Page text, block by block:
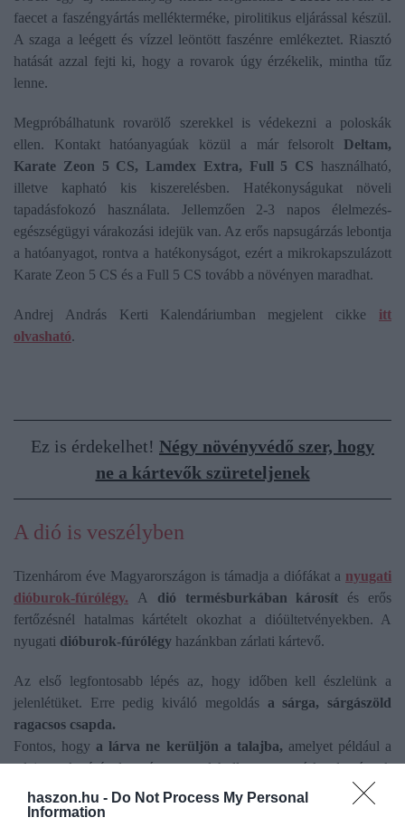
haszon.hu - Do Not Process My Personal
Information
faecet a faszéngyártás mellékterméke, pirolitikus eljárással készül.
A szaga a leégett és vízzel leöntött faszénre emlékeztet. Riasztó
hatását azzal fejti ki, hogy a rovarok úgy érzékelik, mintha tűz
lenne.
Megpróbálhatunk rovarölő szerekkel is védekezni a poloskák
ellen. Kontakt hatóanyagúak közül a már felsorolt Deltam,
Karate Zeon 5 CS, Lamdex Extra, Full 5 CS használható,
illetve kapható kis kiszerelésben. Hatékonyságukat növeli
tapadásfokozó használata. Jellemzően 2-3 napos élelmezés-
egészségügyi várakozási idejük van. Az erős napsugárzás lebontja
a hatóanyagot, rontva a hatékonyságot, ezért a mikrokapszulázott
Karate Zeon 5 CS és a Full 5 CS tovább a növényen maradhat.
Andrej András Kerti Kalendáriumban megjelent cikke itt
olvasható.
Ez is érdekelhet! Négy növényvédő szer, hogy
ne a kártevők szüreteljenek
A dió is veszélyben
Tizenhárom éve Magyarországon is támadja a diófákat a nyugati
dióburok-fúrólégy. A dió termésburkában károsít és erős
fertőzésnél hatalmas kártételt okozhat a dióültetvényekben. A
nyugati dióburok-fúrólégy hazánkban zárlati kártevő.
Az első legfontosabb lépés az, hogy időben kell észlelünk a
jelenlétüket. Erre pedig kiváló megoldás a sárga, sárgászöld
ragacsos csapda.
Fontos, hogy a lárva ne kerüljön a talajba, amelyet például a
talaj takarásával, és a lehullott terméskezdemények
megsemmisítésével érhetünk el. De a gyakori gereblyézéssel, a
sekély talajforgatással is megzavarhatjuk a bábozódásukat.